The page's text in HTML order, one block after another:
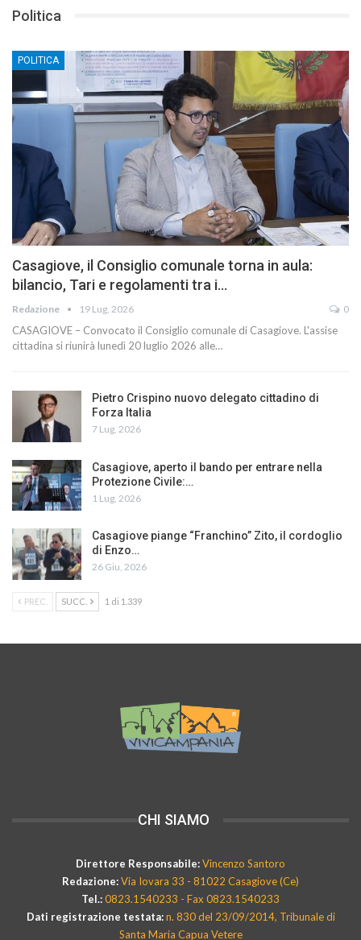
Politica
POLITICA
Casagiove, il Consiglio comunale torna in aula:
bilancio, Tari e regolamenti tra i…
Redazione 19 Lug, 2026 0
CASAGIOVE – Convocato il Consiglio comunale di Casagiove. L'assise
cittadina si riunirà lunedì 20 luglio 2026 alle…
Pietro Crispino nuovo delegato cittadino di
Forza Italia
7 Lug, 2026
Casagiove, aperto il bando per entrare nella
Protezione Civile:…
1 Lug, 2026
Casagiove piange “Franchino” Zito, il cordoglio
di Enzo…
26 Giu, 2026
PREC. SUCC. 1 di 1.339
CHI SIAMO
Direttore Responsabile:Vincenzo Santoro
Redazione:Via Iovara 33 - 81022 Casagiove (Ce)
Tel.:0823.1540233 - Fax 0823.1540233
Dati registrazione testata:n. 830 del 23/09/2014, Tribunale di
Santa Maria Capua Vetere